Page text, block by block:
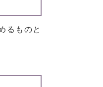
るものと